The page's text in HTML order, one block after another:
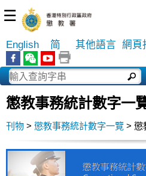
☰
English 简 其他語言 網頁
懲教事務統計數字一
刊物 > 懲教事務統計數字一覽 > 懲